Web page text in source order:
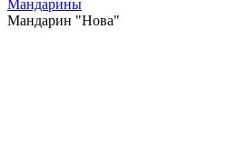
Мандарины
Мандарин "Нова"